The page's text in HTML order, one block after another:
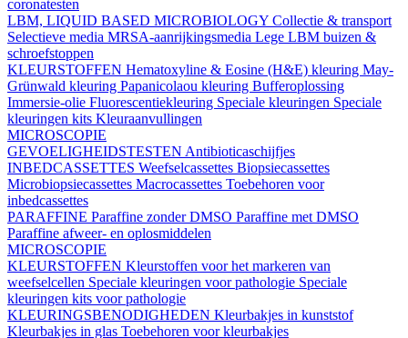
coronatesten
LBM, LIQUID BASED MICROBIOLOGY Collectie & transport
Selectieve media MRSA-aanrijkingsmedia Lege LBM buizen &
schroefstoppen
KLEURSTOFFEN Hematoxyline & Eosine (H&E) kleuring May-
Grünwald kleuring Papanicolaou kleuring Bufferoplossing
Immersie-olie Fluorescentiekleuring Speciale kleuringen Speciale
kleuringen kits Kleuraanvullingen
MICROSCOPIE
GEVOELIGHEIDSTESTEN Antibioticaschijfjes
INBEDCASSETTES Weefselcassettes Biopsiecassettes
Microbiopsiecassettes Macrocassettes Toebehoren voor
inbedcassettes
PARAFFINE Paraffine zonder DMSO Paraffine met DMSO
Paraffine afweer- en oplosmiddelen
MICROSCOPIE
KLEURSTOFFEN Kleurstoffen voor het markeren van
weefselcellen Speciale kleuringen voor pathologie Speciale
kleuringen kits voor pathologie
KLEURINGSBENODIGHEDEN Kleurbakjes in kunststof
Kleurbakjes in glas Toebehoren voor kleurbakjes